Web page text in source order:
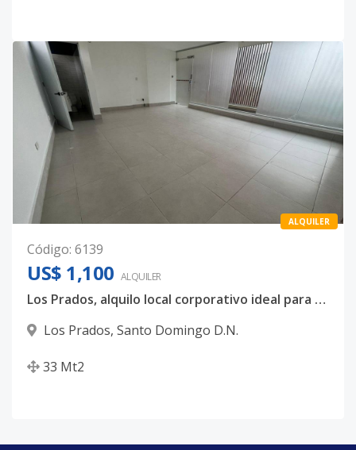
ALQUILER
Código: 6139
US$ 1,100 ALQUILER
Los Prados, alquilo local corporativo ideal para elevar tu negocio
Los Prados, Santo Domingo D.N.
33 Mt2